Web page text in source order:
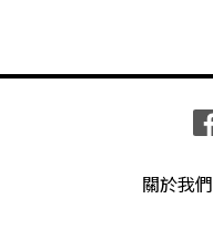
關於我們